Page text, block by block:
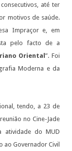
até ter
motivos de saúde.
Impraçor e, em
pelo facto de a
Oriental”. Foi
Moderna e da
tendo, a 23 de
no Cine-Jade
atividade do MUD
ao Governador Civil